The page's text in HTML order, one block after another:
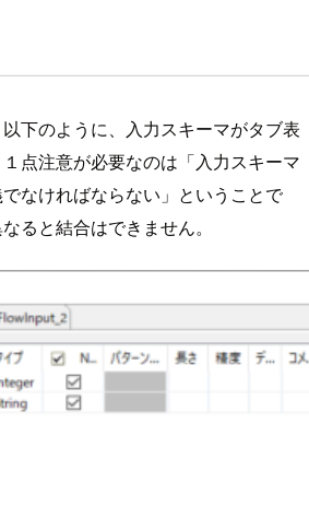
下のように、入力スキーマがタブ表
点注意が必要なのは「入力スキーマ
なければならない」ということで
ると結合はできません。